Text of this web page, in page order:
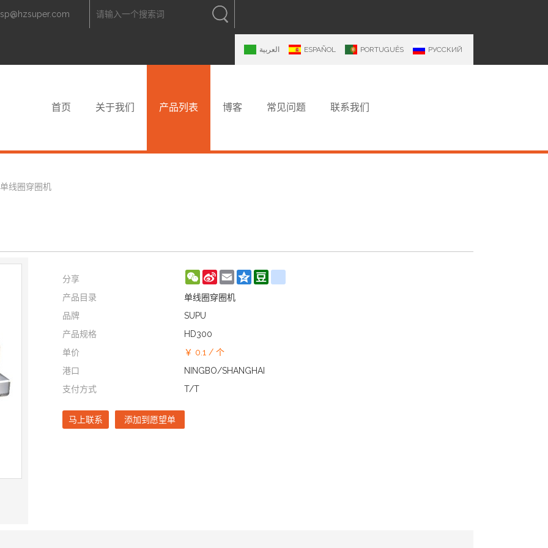
中文
العربية ESPAÑOL PORTUGUÊS РУССКИЙ
首页 关于我们 产品列表 博客 常见问题 联系我们
线圈穿圈机
分享 WeChat
Sina
Weibo
Email Qzone
产品目录
单线圈穿圈机
品牌
SUPU
产品规格
HD300
单价
￥ 0.1 / 个
港口
NINGBO/SHANGHAI
支付方式
T/T
马上联系 添加到愿望单